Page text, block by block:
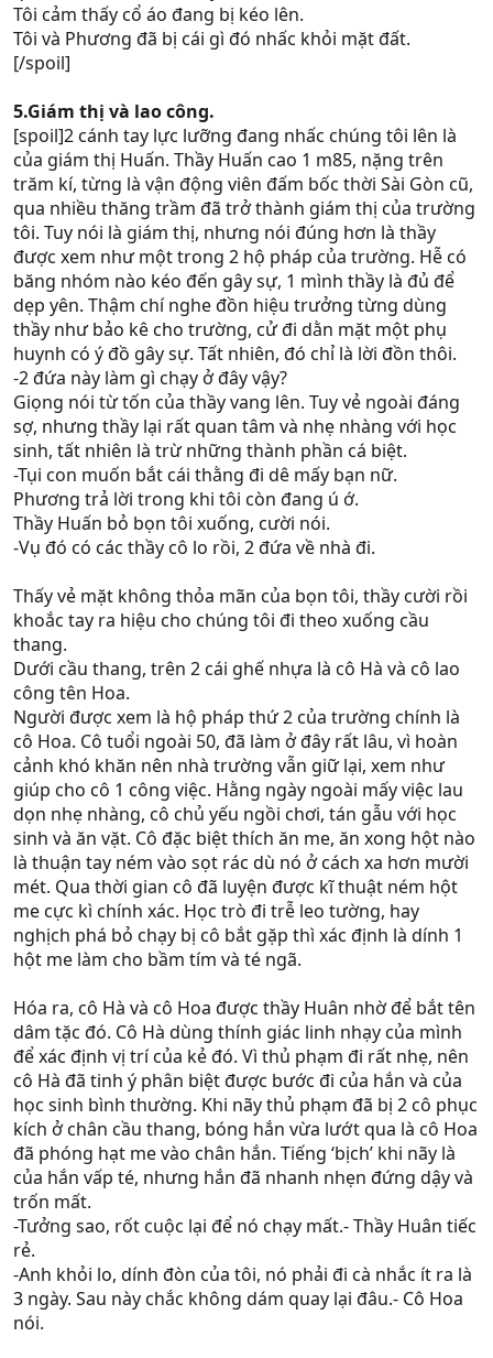
Tôi cảm thấy cổ áo đang bị kéo lên.
Tôi và Phương đã bị cái gì đó nhấc khỏi mặt đất.
[/spoil]
5.Giám thị và lao công.
[spoil]2 cánh tay lực lưỡng đang nhấc chúng tôi lên là
của giám thị Huấn. Thầy Huấn cao 1 m85, nặng trên
trăm kí, từng là vận động viên đấm bốc thời Sài Gòn cũ,
qua nhiều thăng trầm đã trở thành giám thị của trường
tôi. Tuy nói là giám thị, nhưng nói đúng hơn là thầy
được xem như một trong 2 hộ pháp của trường. Hễ có
băng nhóm nào kéo đến gây sự, 1 mình thầy là đủ để
dẹp yên. Thậm chí nghe đồn hiệu trưởng từng dùng
thầy như bảo kê cho trường, cử đi dằn mặt một phụ
huynh có ý đồ gây sự. Tất nhiên, đó chỉ là lời đồn thôi.
-2 đứa này làm gì chạy ở đây vậy?
Giọng nói từ tốn của thầy vang lên. Tuy vẻ ngoài đáng
sợ, nhưng thầy lại rất quan tâm và nhẹ nhàng với học
sinh, tất nhiên là trừ những thành phần cá biệt.
-Tụi con muốn bắt cái thằng đi dê mấy bạn nữ.
Phương trả lời trong khi tôi còn đang ú ớ.
Thầy Huấn bỏ bọn tôi xuống, cười nói.
-Vụ đó có các thầy cô lo rồi, 2 đứa về nhà đi.
Thấy vẻ mặt không thỏa mãn của bọn tôi, thầy cười rồi
khoắc tay ra hiệu cho chúng tôi đi theo xuống cầu
thang.
Dưới cầu thang, trên 2 cái ghế nhựa là cô Hà và cô lao
công tên Hoa.
Người được xem là hộ pháp thứ 2 của trường chính là
cô Hoa. Cô tuổi ngoài 50, đã làm ở đây rất lâu, vì hoàn
cảnh khó khăn nên nhà trường vẫn giữ lại, xem như
giúp cho cô 1 công việc. Hằng ngày ngoài mấy việc lau
dọn nhẹ nhàng, cô chủ yếu ngồi chơi, tán gẫu với học
sinh và ăn vặt. Cô đặc biệt thích ăn me, ăn xong hột nào
là thuận tay ném vào sọt rác dù nó ở cách xa hơn mười
mét. Qua thời gian cô đã luyện được kĩ thuật ném hột
me cực kì chính xác. Học trò đi trễ leo tường, hay
nghịch phá bỏ chạy bị cô bắt gặp thì xác định là dính 1
hột me làm cho bầm tím và té ngã.
Hóa ra, cô Hà và cô Hoa được thầy Huân nhờ để bắt tên
dâm tặc đó. Cô Hà dùng thính giác linh nhạy của mình
để xác định vị trí của kẻ đó. Vì thủ phạm đi rất nhẹ, nên
cô Hà đã tinh ý phân biệt được bước đi của hắn và của
học sinh bình thường. Khi nãy thủ phạm đã bị 2 cô phục
kích ở chân cầu thang, bóng hắn vừa lướt qua là cô Hoa
đã phóng hạt me vào chân hắn. Tiếng ‘bịch’ khi nãy là
của hắn vấp té, nhưng hắn đã nhanh nhẹn đứng dậy và
trốn mất.
-Tưởng sao, rốt cuộc lại để nó chạy mất.- Thầy Huân tiếc
rẻ.
-Anh khỏi lo, dính đòn của tôi, nó phải đi cà nhắc ít ra là
3 ngày. Sau này chắc không dám quay lại đâu.- Cô Hoa
nói.